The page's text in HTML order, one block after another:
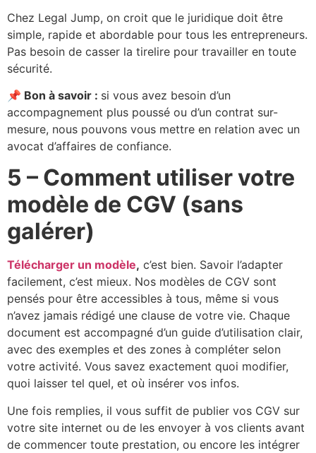
Chez Legal Jump, on croit que le juridique doit être
simple, rapide et abordable pour tous les entrepreneurs.
Pas besoin de casser la tirelire pour travailler en toute
sécurité.
📌 Bon à savoir : si vous avez besoin d’un
accompagnement plus poussé ou d’un contrat sur-
mesure, nous pouvons vous mettre en relation avec un
avocat d’affaires de confiance.
5 – Comment utiliser votre
modèle de CGV (sans
galérer)
Télécharger un modèle, c’est bien. Savoir l’adapter
facilement, c’est mieux. Nos modèles de CGV sont
pensés pour être accessibles à tous, même si vous
n’avez jamais rédigé une clause de votre vie. Chaque
document est accompagné d’un guide d’utilisation clair,
avec des exemples et des zones à compléter selon
votre activité. Vous savez exactement quoi modifier,
quoi laisser tel quel, et où insérer vos infos.
Une fois remplies, il vous suffit de publier vos CGV sur
votre site internet ou de les envoyer à vos clients avant
de commencer toute prestation, ou encore les intégrer